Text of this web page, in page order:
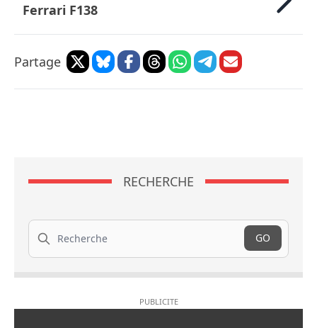
Ferrari F138
Partage
RECHERCHE
Recherche
GO